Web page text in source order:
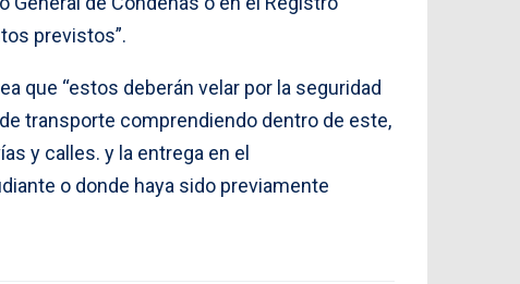
previstos”.
que “estos deberán velar por la seguridad
transporte comprendiendo dentro de este,
y calles. y la entrega en el
o donde haya sido previamente